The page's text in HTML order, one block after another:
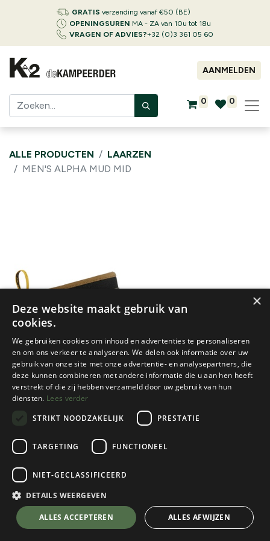
GRATIS verzending vanaf €50 (BE)
OPENINGSUREN MA - ZA van 10u tot 18u
VRAGEN OF ADVIES?+32 (0)3 361 05 60
AANMELDEN
0 0
ALLE PRODUCTEN
LAARZEN
MEN'S ALPHA MUD MID
Lacrosse
Men's Alpha Mud Mid
Stone
Kies een maat
💬 Stel je vraag over dit product via WhatsApp
×
Deze website maakt gebruik van
cookies.
We gebruiken cookies om inhoud en advertenties te personaliseren
en om ons verkeer te analyseren. We delen ook informatie over uw
gebruik van onze site met onze advertentie- en analysepartners, die
deze kunnen combineren met andere informatie die u aan hen heeft
verstrekt of die zij hebben verzameld door uw gebruik van hun
diensten. Lees verder
STRIKT NOODZAKELIJK
PRESTATIE
TARGETING FUNCTIONEEL
NIET-GECLASSIFICEERD
DETAILS WEERGEVEN
ALLES ACCEPTEREN ALLES AFWIJZEN